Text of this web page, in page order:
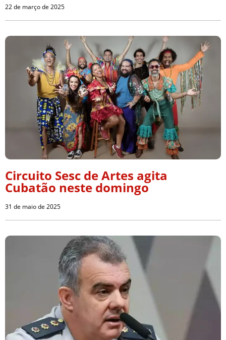
22 de março de 2025
Circuito Sesc de Artes agita
Cubatão neste domingo
31 de maio de 2025